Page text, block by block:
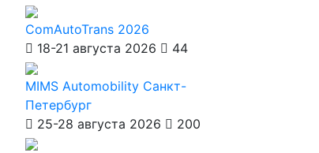
ComAutoTrans 2026
18-21 августа 2026
44
MIMS Automobility Санкт-
Петербург
25-28 августа 2026
200